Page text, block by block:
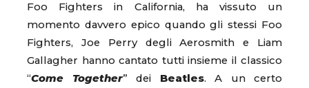
Foo Fighters in California, ha vissuto un
momento davvero epico quando gli stessi Foo
Fighters, Joe Perry degli Aerosmith e Liam
Gallagher hanno cantato tutti insieme il classico
“Come Together” dei Beatles. A un certo